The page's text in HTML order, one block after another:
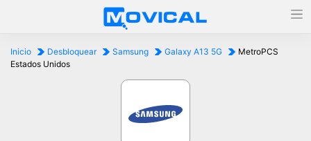
Inicio Desbloquear Samsung Galaxy A13 5G
MetroPCS
Estados Unidos